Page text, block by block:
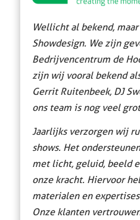
Wellicht al bekend,
Showdesign. We zijn
Bedrijvencentrum de
zijn wij vooral bekend
Gerrit Ruitenbeek, DJ
ons team is nog veel
Jaarlijks verzorgen wij
shows. Het
met licht, geluid, beeld
onze kracht. Hiervoor
materialen en
Onze klanten